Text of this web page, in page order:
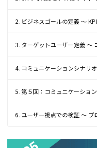
2. ビジネスゴールの定義 ～
6. ユーザー視点での検証 ～